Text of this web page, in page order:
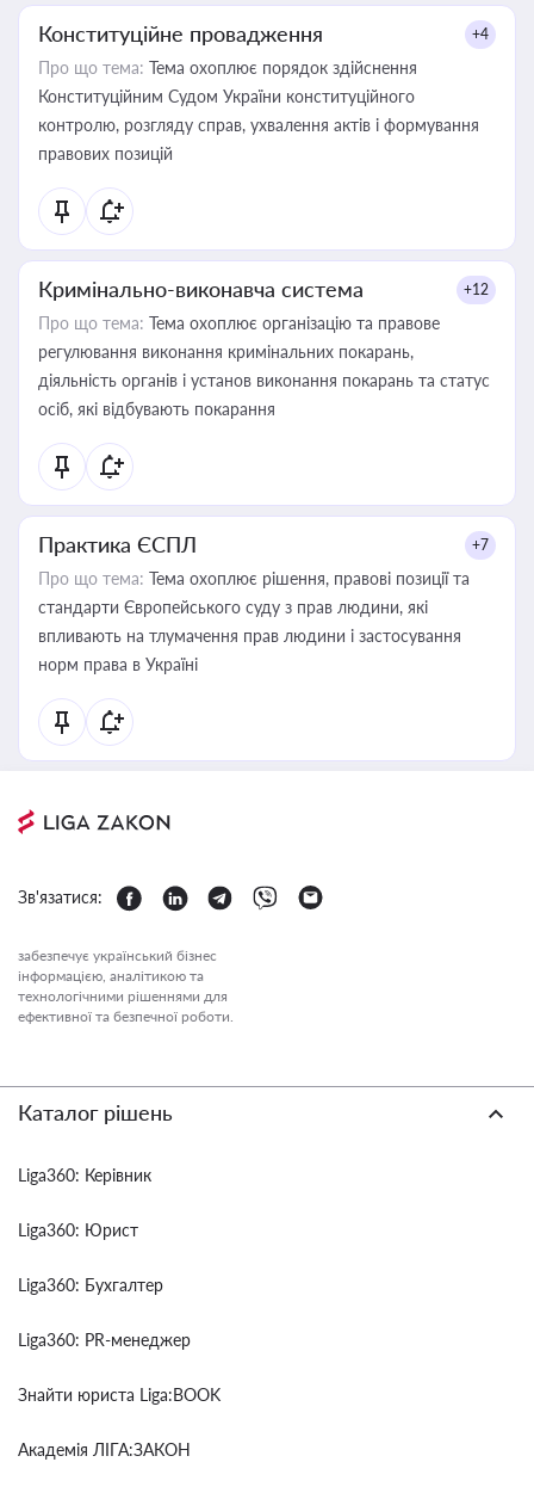
Конституційне провадження +4
Про що тема: Тема охоплює порядок здійснення
Конституційним Судом України конституційного
контролю, розгляду справ, ухвалення актів і формування
правових позицій
Кримінально-виконавча система +12
Про що тема: Тема охоплює організацію та правове
регулювання виконання кримінальних покарань,
діяльність органів і установ виконання покарань та статус
осіб, які відбувають покарання
Практика ЄСПЛ +7
Про що тема: Тема охоплює рішення, правові позиції та
стандарти Європейського суду з прав людини, які
впливають на тлумачення прав людини і застосування
норм права в Україні
Зв'язатися:
забезпечує український бізнес
інформацією, аналітикою та
технологічними рішеннями для
ефективної та безпечної роботи.
Каталог рішень
Liga360: Керівник
Liga360: Юрист
Liga360: Бухгалтер
Liga360: PR-менеджер
Знайти юриста Liga:BOOK
Академія ЛІГА:ЗАКОН